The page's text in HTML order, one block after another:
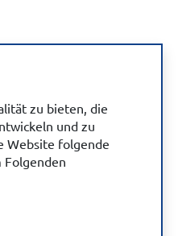
zu bieten, die
und zu
Website folgende
Folgenden